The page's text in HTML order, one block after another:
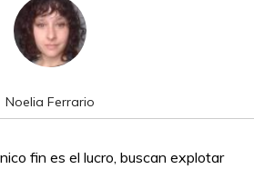
Noelia Ferrario
fin es el lucro, buscan explotar